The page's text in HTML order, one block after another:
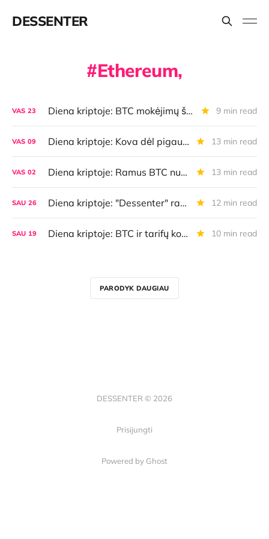
DESSENTER
Ethereum,
VAS 23 Diena kriptoje: BTC mokėjimų šuolis, naujoviška kredito linija, AI agentų galimybės bei klaidos ir dar daugiau 9 min read
VAS 09 Diena kriptoje: Kova dėl pigaus BTC, Bitkoino "žaibo" rekordas, rusiškos kripto paskolos, uždirbk iš AI ir dar daugiau 13 min read
VAS 02 Diena kriptoje: Ramus BTC nuosmukis, rinkos nepastebėta Bitkoino top naujiena, AI agentų ekonomika, "Binance" bėdos ir dar daugiau 13 min read
SAU 26 Diena kriptoje: "Dessenter" radijas, BTC vs. auksas, kripto Davosas, kvantiniai judesiai, mokėjimų tendencijos ir dar daugiau 12 min read
SAU 19 Diena kriptoje: BTC ir tarifų kovos, apsauga nuo sekimo, naujas būdas išsikeisti/mokėti BTC, audio apklausa ir dar daugiau 10 min read
PARODYK DAUGIAU
DESSENTER © 2026
Prisijungti
Powered by Ghost